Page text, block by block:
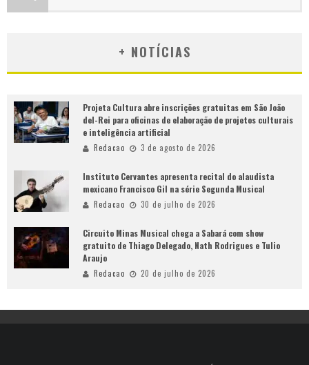
+ NOTÍCIAS
Projeta Cultura abre inscrições gratuitas em São João
del-Rei para oficinas de elaboração de projetos culturais
e inteligência artificial
Redacao 3 de agosto de 2026
Instituto Cervantes apresenta recital do alaudista
mexicano Francisco Gil na série Segunda Musical
Redacao 30 de julho de 2026
Circuito Minas Musical chega a Sabará com show
gratuito de Thiago Delegado, Nath Rodrigues e Tulio
Araujo
Redacao 20 de julho de 2026